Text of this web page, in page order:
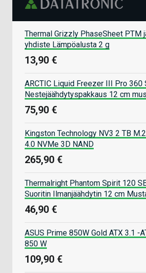
Thermal Grizzly PhaseSheet PTM
yhdiste Lämpöalusta 2 g
13,90 €
ARCTIC Liquid Freezer III Pro 360
Nestejäähdytyspakkaus 12 cm
75,90 €
Kingston Technology NV3 2 TB
4.0 NVMe 3D NAND
265,90 €
Thermalright Phantom Spirit 120
Suoritin Ilmanjäähdytin 12 cm
46,90 €
ASUS Prime 850W Gold ATX 3.1 -
850 W
109,90 €